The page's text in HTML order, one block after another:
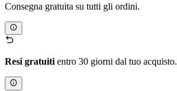
Consegna gratuita su tutti gli ordini.
Resi gratuitientro 30 giorni dal tuo acquisto.